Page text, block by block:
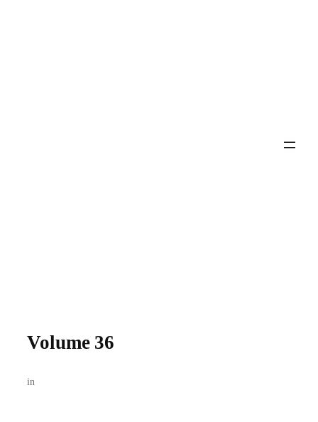
Volume 36
in